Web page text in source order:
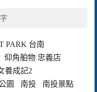
PARK 台南
仰角舶物 忠義店
養成記2
園 南投
南投景點